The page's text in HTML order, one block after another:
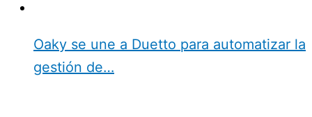
Oaky se une a Duetto para automatizar la
gestión de…